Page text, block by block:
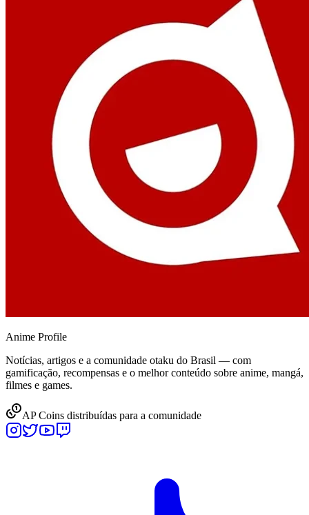
Anime Profile
Notícias, artigos e a comunidade otaku do Brasil — com
gamificação, recompensas e o melhor conteúdo sobre anime, mangá,
filmes e games.
AP Coins distribuídas para a comunidade